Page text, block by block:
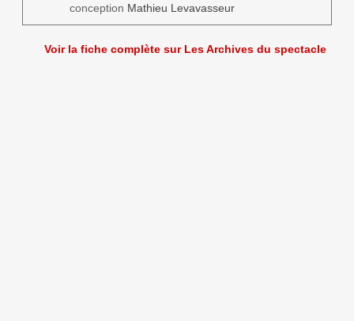
conception Mathieu Levavasseur
Voir la fiche complète sur Les Archives du spectacle